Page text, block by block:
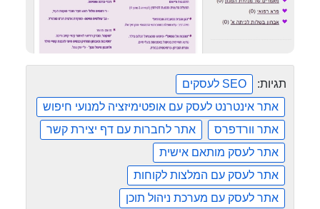
תגיות:
SEO לעסקים
אתר אינטרנט לעסק עם אופטימיזציה למנועי חיפוש
אתר וורדפרס
אתר לחברות עם דף יצירת קשר
אתר לעסק מותאם אישית
אתר לעסק עם המלצות לקוחות
אתר לעסק עם מערכת ניהול תוכן